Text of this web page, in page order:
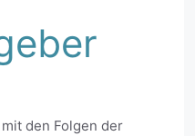
den Folgen der